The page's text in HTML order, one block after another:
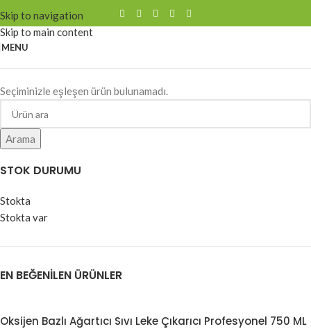
Skip to navigation
Skip to main content
MENU
STOK DURUMU
Stokta
Stokta var
EN BEĞENILEN ÜRÜNLER
Oksijen Bazlı Ağartıcı Sıvı Leke Çıkarıcı Profesyonel 750 ML
Seçiminizle eşleşen ürün bulunamadı.
Arama